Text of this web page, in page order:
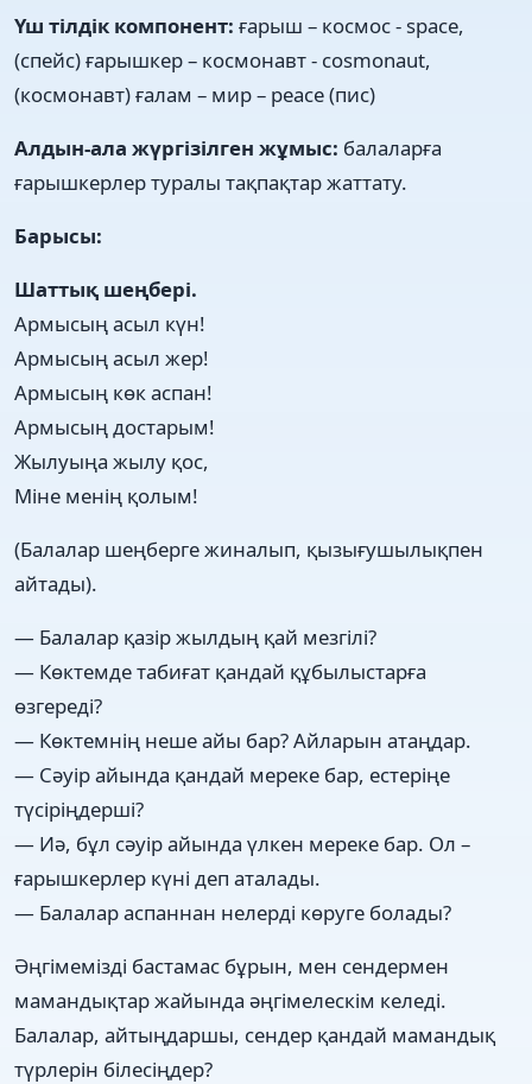
Үш тілдік компонент: ғарыш – космос - space,
(спейс) ғарышкер – космонавт - cosmonaut,
(космонавт) ғалам – мир – peace (пис)
Алдын-ала жүргізілген жұмыс: балаларға
ғарышкерлер туралы тақпақтар жаттату.
Барысы:
Шаттық шеңбері.
Армысың асыл күн!
Армысың асыл жер!
Армысың көк аспан!
Армысың достарым!
Жылуыңа жылу қос,
Міне менің қолым!
(Балалар шеңберге жиналып, қызығушылықпен
айтады).
— Балалар қазір жылдың қай мезгілі?
— Көктемде табиғат қандай құбылыстарға
өзгереді?
— Көктемнің неше айы бар? Айларын атаңдар.
— Сәуір айында қандай мереке бар, естеріңе
түсіріңдерші?
— Иә, бұл сәуір айында үлкен мереке бар. Ол –
ғарышкерлер күні деп аталады.
— Балалар аспаннан нелерді көруге болады?
Әңгімемізді бастамас бұрын, мен сендермен
мамандықтар жайында әңгімелескім келеді.
Балалар, айтыңдаршы, сендер қандай мамандық
түрлерін білесіңдер?